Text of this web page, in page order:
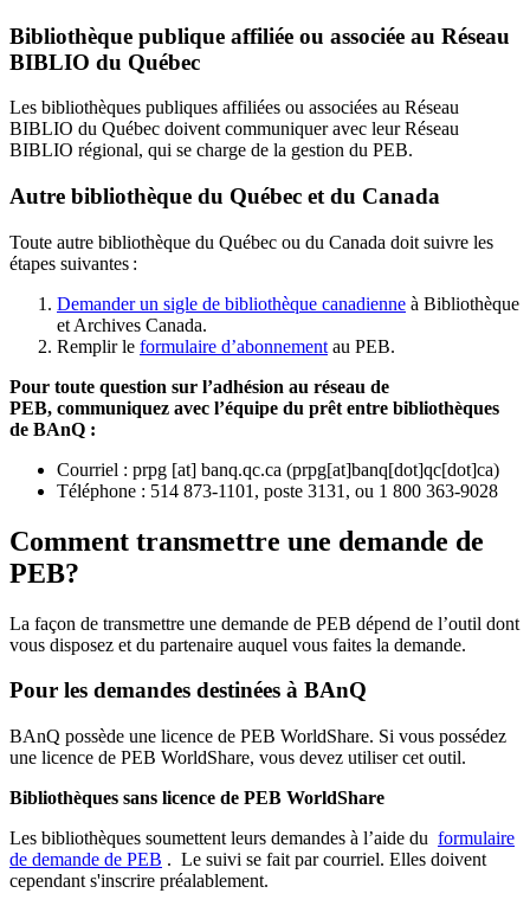
Bibliothèque publique affiliée ou associée au Réseau
BIBLIO du Québec
Les bibliothèques publiques affiliées ou associées au Réseau
BIBLIO du Québec doivent communiquer avec leur Réseau
BIBLIO régional, qui se charge de la gestion du PEB.
Autre bibliothèque du Québec et du Canada
Toute autre bibliothèque du Québec ou du Canada doit suivre les
étapes suivantes :
Demander un sigle de bibliothèque canadienne à Bibliothèque
et Archives Canada.
Remplir le formulaire d’abonnement au PEB.
Pour toute question sur l’adhésion au réseau de
PEB, communiquez avec l’équipe du prêt entre bibliothèques
de BAnQ :
Courriel : prpg [at] banq.qc.ca (prpg[at]banq[dot]qc[dot]ca)
Téléphone : 514 873-1101, poste 3131, ou 1 800 363-9028
Comment transmettre une demande de
PEB?
La façon de transmettre une demande de PEB dépend de l’outil dont
vous disposez et du partenaire auquel vous faites la demande.
Pour les demandes destinées à BAnQ
BAnQ possède une licence de PEB WorldShare. Si vous possédez
une licence de PEB WorldShare, vous devez utiliser cet outil.
Bibliothèques sans licence de PEB WorldShare
Les bibliothèques soumettent leurs demandes à l’aide du formulaire
de demande de PEB . Le suivi se fait par courriel. Elles doivent
cependant s'inscrire préalablement.